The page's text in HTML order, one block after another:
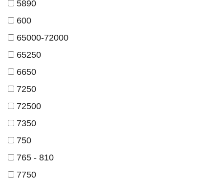
5890
600
65000-72000
65250
6650
7250
72500
7350
750
765 - 810
7750